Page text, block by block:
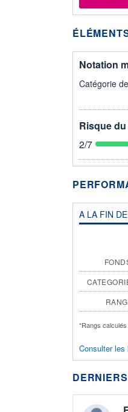
Notation
Catégorie
Risque
2/7
A LA FIN
*Rangs
Consulter